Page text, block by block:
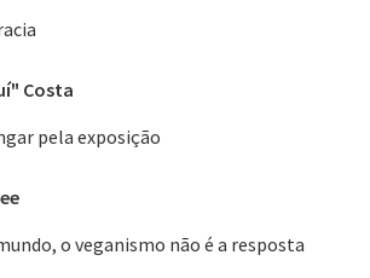
Costa
pela exposição
o veganismo não é a resposta